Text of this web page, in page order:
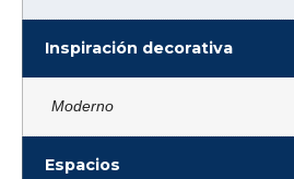
Inspiración decorativa
Moderno
Espacios